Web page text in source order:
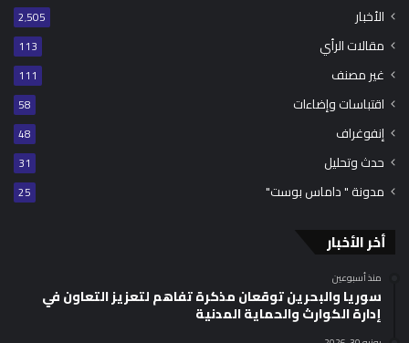
الأخبار 2٬505
مقالات الرأي 113
غير مصنف 111
اقتباسات وإضاءات 58
إنفوغراف 48
حدث وتحليل 31
مدونة " داماس بوست" 25
أخر الأخبار
منذ أسبوعين
سوريا والبحرين توقعان مذكرة تفاهم لتعزيز التعاون في
إدارة الكوارث والحماية المدنية